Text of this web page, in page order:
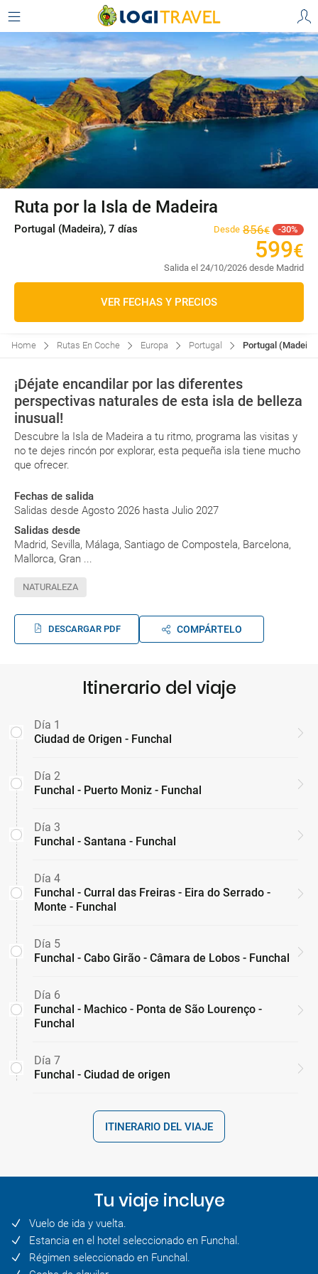
Ruta por la Isla de Madeira
Portugal (Madeira), 7 días Desde 856€ 30
599€
Salida el 24/10/2026 desde Madrid
VER FECHAS Y PRECIOS
Home Rutas En Coche Europa Portugal Portugal
¡Déjate encandilar por las diferentes
perspectivas naturales de esta isla de belleza
inusual!
Descubre la Isla de Madeira a tu ritmo, programa las visitas y
no te dejes rincón por explorar, esta pequeña isla tiene mucho
que ofrecer.
Fechas de salida
Salidas desde Agosto 2026 hasta Julio 2027
Salidas desde
Madrid, Sevilla, Málaga, Santiago de Compostela, Barcelona,
Mallorca, Gran ...
NATURALEZA
DESCARGAR PDF COMPÁRTELO
Itinerario del viaje
Día 1
Ciudad de Origen - Funchal
Día 2
Funchal - Puerto Moniz - Funchal
Día 3
Funchal - Santana - Funchal
Día 4
Funchal - Curral das Freiras - Eira do Serrado -
Monte - Funchal
Día 5
Funchal - Cabo Girão - Câmara de Lobos - Funchal
Día 6
Funchal - Machico - Ponta de São Lourenço -
Funchal
Día 7
Funchal - Ciudad de origen
ITINERARIO DEL VIAJE
Tu viaje incluye
Vuelo de ida y vuelta.
Estancia en el hotel seleccionado en Funchal.
Régimen seleccionado en Funchal.